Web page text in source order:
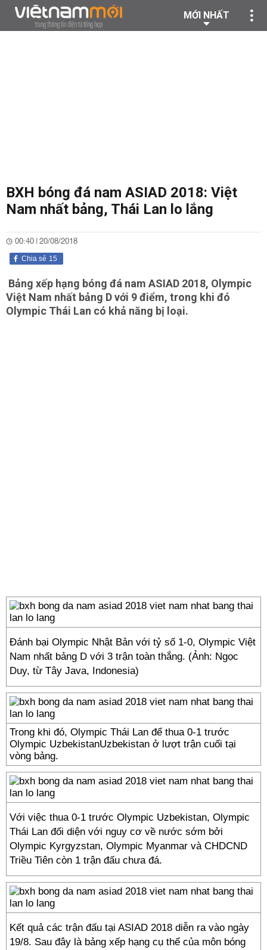
MỚI NHẤT
BXH bóng đá nam ASIAD 2018: Việt
Nam nhất bảng, Thái Lan lo lắng
00:40 | 20/08/2018
15
Chia sẻ
Bảng xếp hạng bóng đá nam ASIAD 2018, Olympic
Việt Nam nhất bảng D với 9 điểm, trong khi đó
Olympic Thái Lan có khả năng bị loại.
Đánh bại Olympic Nhật Bản với tỷ số 1-0, Olympic Việt
Nam nhất bảng D với 3 trận toàn thắng. (Ảnh: Ngọc
Duy, từ Tây Java, Indonesia)
Trong khi đó, Olympic Thái Lan để thua 0-1 trước
Olympic UzbekistanUzbekistan ở lượt trận cuối tại
vòng bảng.
Với việc thua 0-1 trước Olympic Uzbekistan, Olympic
Thái Lan đối diện với nguy cơ về nước sớm bởi
Olympic Kyrgyzstan, Olympic Myanmar và CHDCND
Triều Tiên còn 1 trận đấu chưa đá.
Kết quả các trận đấu tại ASIAD 2018 diễn ra vào ngày
19/8. Sau đây là bảng xếp hạng cụ thể của môn bóng